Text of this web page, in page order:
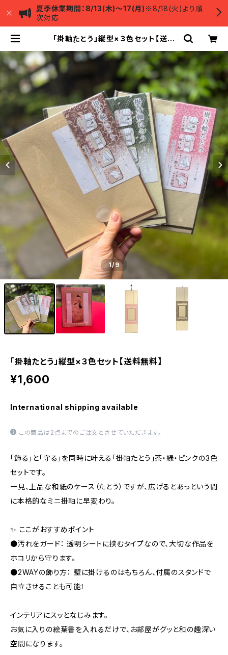
夏季休業期間：8/13(木)～17(月) ※8/18(火)より順
次対応
「掛軸たとう」縦型×３色セット【送料
ップ
1/9
「掛軸たとう」縦型×３色セット【送料無料】
¥1,600
International shipping available
この商品は2点までのご注文とさせていただきます。
「飾る」と「守る」を同時に叶える「掛軸たとう」茶・緑・ピンクの3色
セットです。
一見、上品な和紙のケース（たとう）ですが、広げるとあっという間
に本格的なミニ掛軸に早変わり。
✨ ここがおすすめポイント
●汚れをガード： 透明シートに挟むタイプなので、大切な作品を
ホコリから守ります。
●2WAYの飾り方： 壁に掛けるのはもちろん、付属のスタンドで
自立させることも可能！
インテリアにスッとなじみます。
お気に入りの絵葉書を入れるだけで、お部屋がグッと和の趣深い
空間になります。